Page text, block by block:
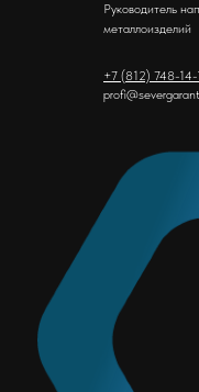
Руководитель
металлоизделий
+7 (812) 748-14-